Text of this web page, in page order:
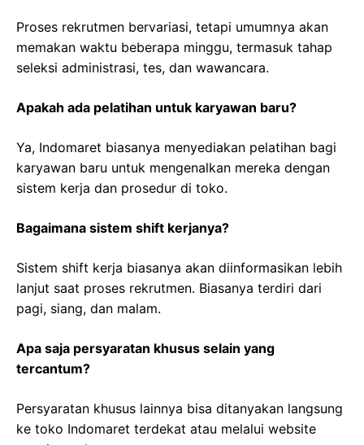
Proses rekrutmen bervariasi, tetapi umumnya akan
memakan waktu beberapa minggu, termasuk tahap
seleksi administrasi, tes, dan wawancara.
Apakah ada pelatihan untuk karyawan baru?
Ya, Indomaret biasanya menyediakan pelatihan bagi
karyawan baru untuk mengenalkan mereka dengan
sistem kerja dan prosedur di toko.
Bagaimana sistem shift kerjanya?
Sistem shift kerja biasanya akan diinformasikan lebih
lanjut saat proses rekrutmen. Biasanya terdiri dari
pagi, siang, dan malam.
Apa saja persyaratan khusus selain yang
tercantum?
Persyaratan khusus lainnya bisa ditanyakan langsung
ke toko Indomaret terdekat atau melalui website